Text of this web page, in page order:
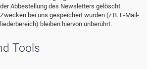
Abbestellung des Newsletters gelöscht.
bei uns gespeichert wurden (z.B. E-Mail-
bleiben hiervon unberührt.
Tools